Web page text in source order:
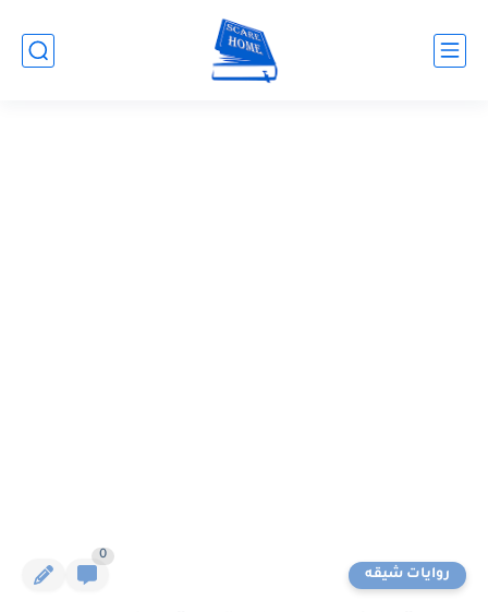
روايات شيقه
0